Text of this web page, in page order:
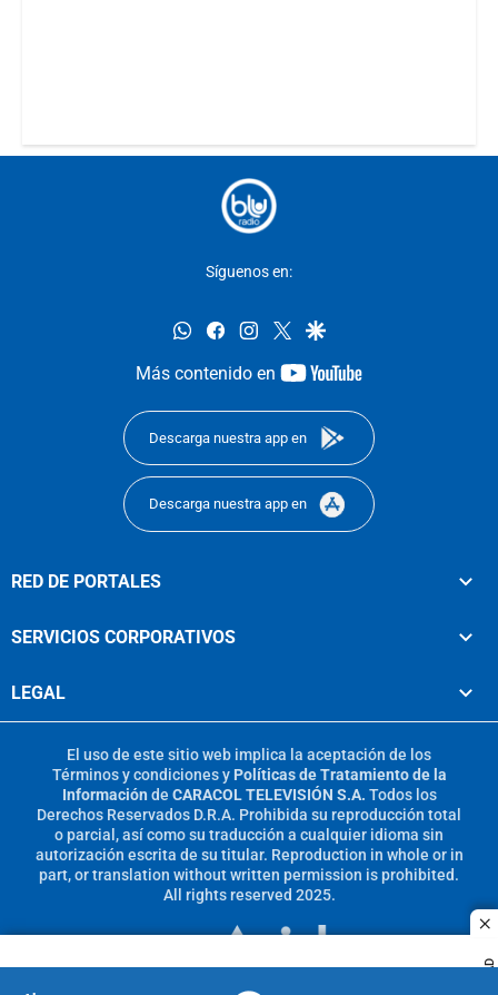
Síguenos en:
whatsappfacebookinstagram
twittergoogle
Más contenido en
youtube-
Descarga nuestra app en
Descarga nuestra app en
RED DE PORTALES
SERVICIOS CORPORATIVOS
LEGAL
El uso de este sitio web implica la aceptación de los
Términos y condicionesy Políticas de Tratamiento de la
Información de CARACOL TELEVISIÓN S.A. Todos los
Derechos Reservados D.R.A. Prohibida su reproducción total
o parcial, así como su traducción a cualquier idioma sin
autorización escrita de su titular. Reproduction in whole or in
part, or translation without written permission is prohibited.
All rights reserved 2025.